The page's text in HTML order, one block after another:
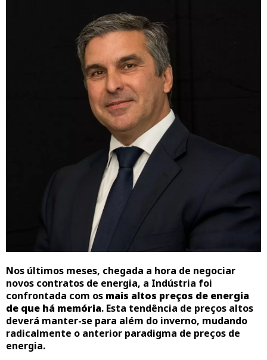
Nos últimos meses, chegada a hora de negociar
novos contratos de energia, a Indústria foi
confrontada com os mais altos preços de energia
de que há memória. Esta tendência de preços altos
deverá manter-se para além do inverno, mudando
radicalmente o anterior paradigma de preços de
energia.